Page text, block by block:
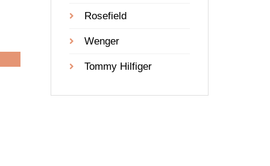
Rosefield
Wenger
Tommy Hilfiger